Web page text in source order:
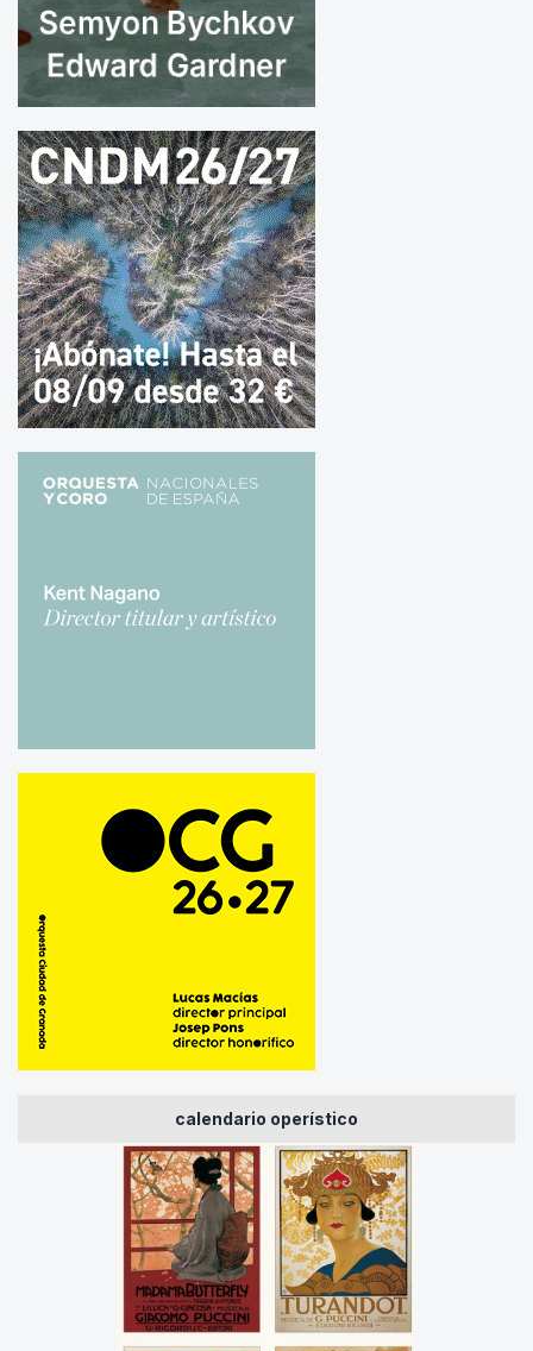
calendario operístico